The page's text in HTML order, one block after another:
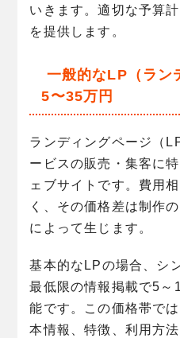
いきます。適切な予算
を提供します。
一般的なLP（ラン
5〜35万円
ランディングページ（
ービスの販売・集客に
ェブサイトです。費用
く、その価格差は制作
によって生じます。
基本的なLPの場合、シ
最低限の情報掲載で5～
能です。この価格帯で
本情報、特徴、利用方